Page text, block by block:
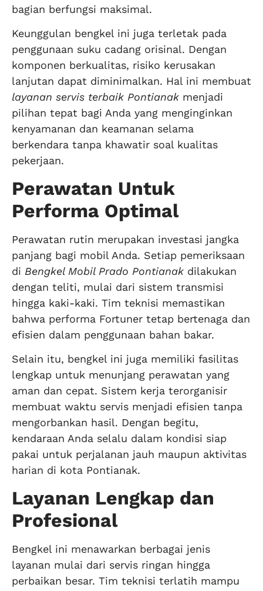
bagian berfungsi maksimal.
Keunggulan bengkel ini juga terletak pada
penggunaan suku cadang orisinal. Dengan
komponen berkualitas, risiko kerusakan
lanjutan dapat diminimalkan. Hal ini membuat
layanan servis terbaik Pontianak menjadi
pilihan tepat bagi Anda yang menginginkan
kenyamanan dan keamanan selama
berkendara tanpa khawatir soal kualitas
pekerjaan.
Perawatan Untuk
Performa Optimal
Perawatan rutin merupakan investasi jangka
panjang bagi mobil Anda. Setiap pemeriksaan
di Bengkel Mobil Prado Pontianak dilakukan
dengan teliti, mulai dari sistem transmisi
hingga kaki-kaki. Tim teknisi memastikan
bahwa performa Fortuner tetap bertenaga dan
efisien dalam penggunaan bahan bakar.
Selain itu, bengkel ini juga memiliki fasilitas
lengkap untuk menunjang perawatan yang
aman dan cepat. Sistem kerja terorganisir
membuat waktu servis menjadi efisien tanpa
mengorbankan hasil. Dengan begitu,
kendaraan Anda selalu dalam kondisi siap
pakai untuk perjalanan jauh maupun aktivitas
harian di kota Pontianak.
Layanan Lengkap dan
Profesional
Bengkel ini menawarkan berbagai jenis
layanan mulai dari servis ringan hingga
perbaikan besar. Tim teknisi terlatih mampu